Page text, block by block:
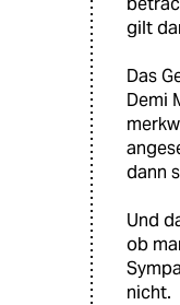
gilt
Das
Demi
dann
Und
ob
nicht.